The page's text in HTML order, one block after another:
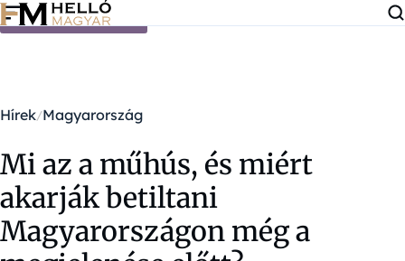
Ugrás a tartalomra
Hírek Magyarország
Mi az a műhús, és miért
akarják betiltani
Magyarországon még a